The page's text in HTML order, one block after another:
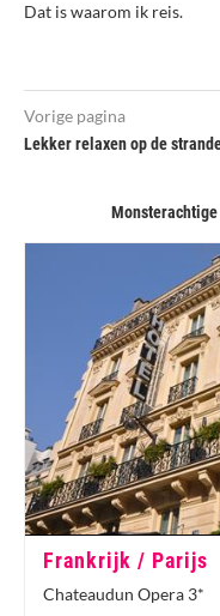
Dat is waarom ik reis.
Vorige pagina
Lekker relaxen op de
Frankrijk / Parijs
Chateaudun Opera 3*